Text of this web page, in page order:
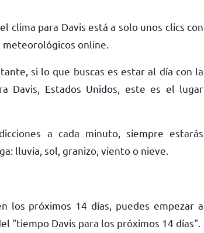
clima para Davis está a solo unos clics con
online.
si lo que buscas es estar al día con la
Davis, Estados Unidos, este es el lugar
a cada minuto, siempre estarás
lluvia, sol, granizo, viento o nieve.
los próximos 14 días, puedes empezar a
"tiempo Davis para los próximos 14 días".